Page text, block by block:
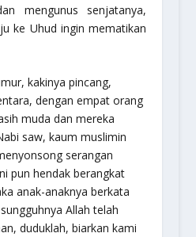
mengunus senjatanya,
ke Uhud ingin mematikan
kakinya pincang,
dengan empat orang
muda dan mereka
saw, kaum muslimin
serangan
pun hendak berangkat
anak-anaknya berkata
Allah telah
duduklah, biarkan kami